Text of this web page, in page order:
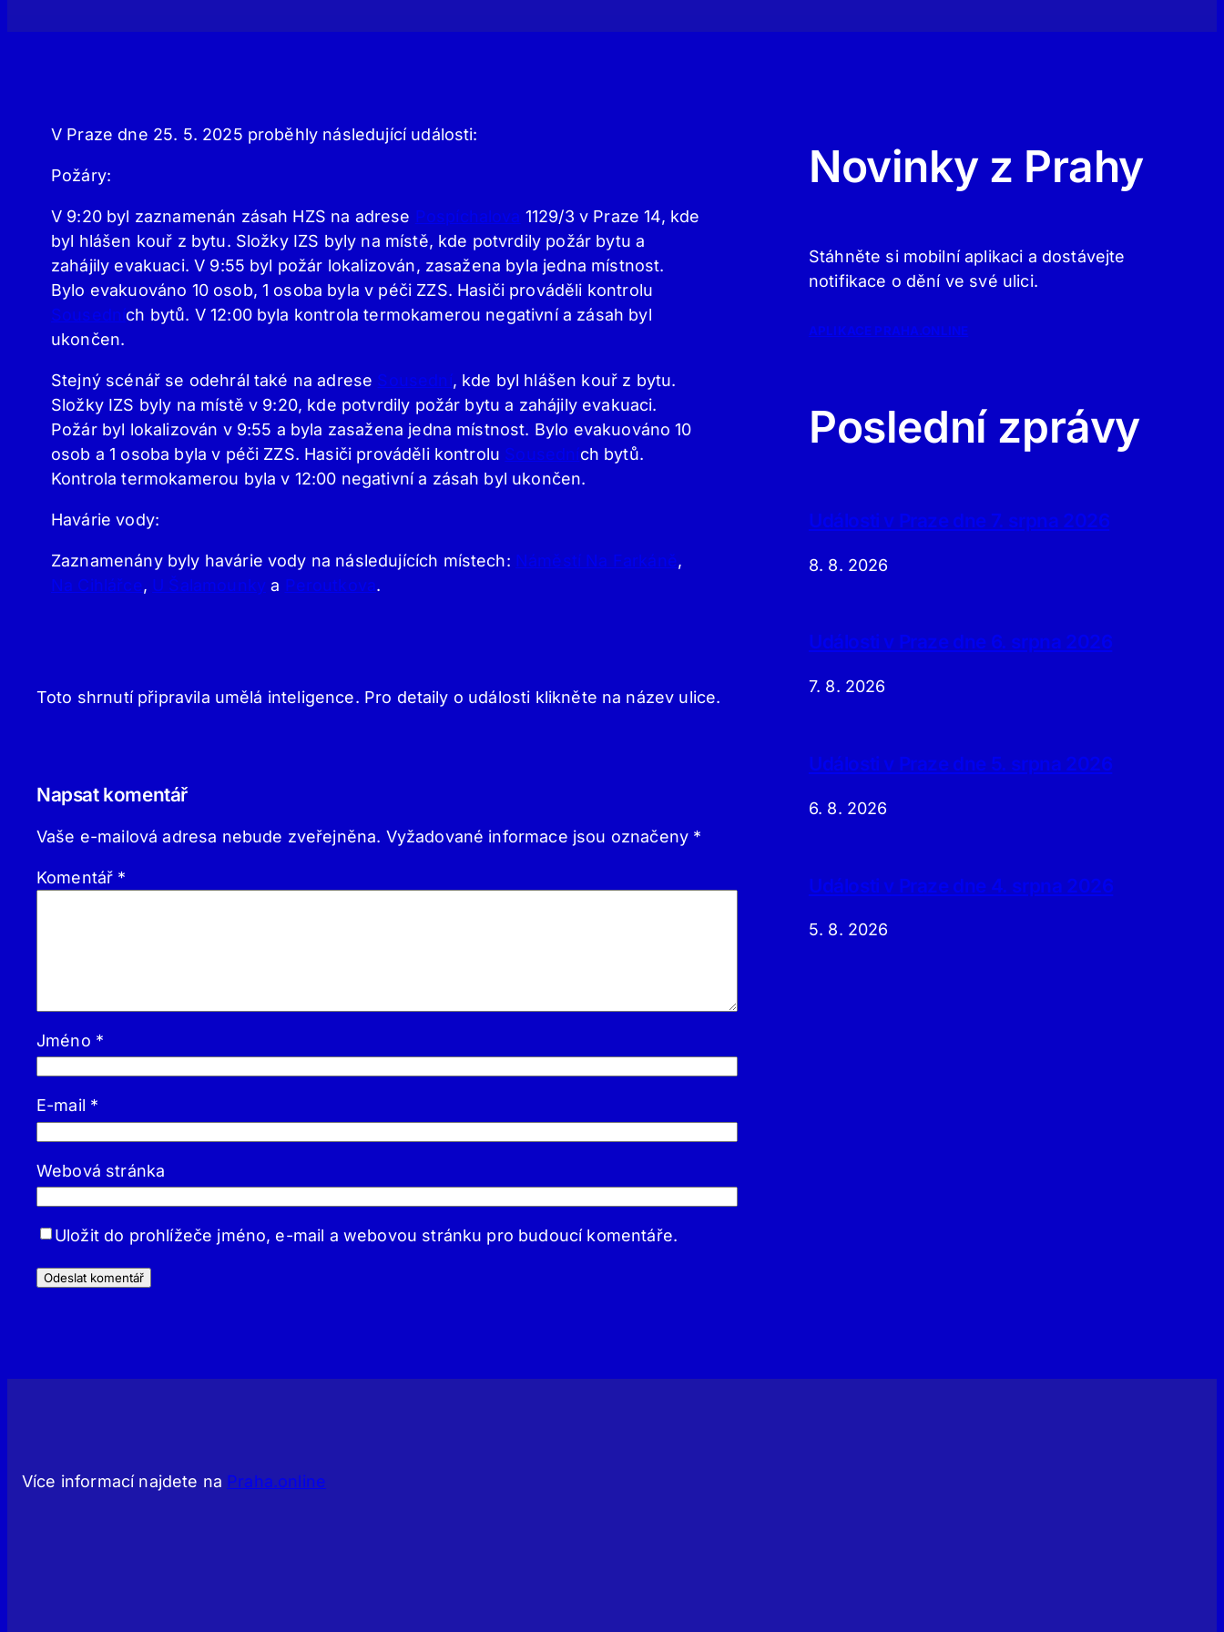
V Praze dne 25. 5. 2025 proběhly následující události:
Požáry:
V 9:20 byl zaznamenán zásah HZS na adrese Pospíchalova 1129/3 v Praze 14, kde
byl hlášen kouř z bytu. Složky IZS byly na místě, kde potvrdily požár bytu a
zahájily evakuaci. V 9:55 byl požár lokalizován, zasažena byla jedna místnost.
Bylo evakuováno 10 osob, 1 osoba byla v péči ZZS. Hasiči prováděli kontrolu
Sousedních bytů. V 12:00 byla kontrola termokamerou negativní a zásah byl
ukončen.
Stejný scénář se odehrál také na adrese Sousední, kde byl hlášen kouř z bytu.
Složky IZS byly na místě v 9:20, kde potvrdily požár bytu a zahájily evakuaci.
Požár byl lokalizován v 9:55 a byla zasažena jedna místnost. Bylo evakuováno 10
osob a 1 osoba byla v péči ZZS. Hasiči prováděli kontrolu Sousedních bytů.
Kontrola termokamerou byla v 12:00 negativní a zásah byl ukončen.
Havárie vody:
Zaznamenány byly havárie vody na následujících místech: Náměstí Na Farkáně,
Na Cihlářce, U Šalamounky a Peroutkova.
Toto shrnutí připravila umělá inteligence. Pro detaily o události klikněte na název ulice.
Napsat komentář
Vaše e-mailová adresa nebude zveřejněna. Vyžadované informace jsou označeny *
Komentář *
Jméno *
E-mail *
Webová stránka
Uložit do prohlížeče jméno, e-mail a webovou stránku pro budoucí komentáře.
Novinky z Prahy
Stáhněte si mobilní aplikaci a dostávejte
notifikace o dění ve své ulici.
APLIKACE PRAHA.ONLINE
Poslední zprávy
Události v Praze dne 7. srpna 2026
8. 8. 2026
Události v Praze dne 6. srpna 2026
7. 8. 2026
Události v Praze dne 5. srpna 2026
6. 8. 2026
Události v Praze dne 4. srpna 2026
5. 8. 2026
Více informací najdete na Praha.online